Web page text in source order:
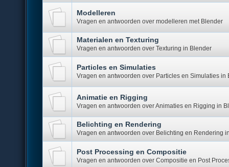
Modelleren
Vragen en antwoorden over modelleren met Blender
Materialen en Texturing
Vragen en antwoorden over Texturing in Blender
Particles en Simulaties
Vragen en antwoorden over Particles en Simulaties in
Animatie en Rigging
Vragen en antwoorden over Animaties en Rigging in
Belichting en Rendering
Vragen en antwoorden over Belichting en Rendering
Post Processing en Compositie
Vragen en antwoorden over Compositie en Post